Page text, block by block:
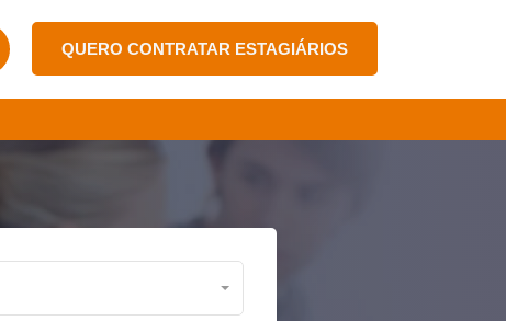
QUERO CONTRATAR ESTAGIÁRIOS